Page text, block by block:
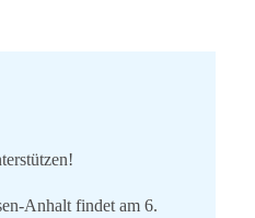
Anhalt findet am 6.